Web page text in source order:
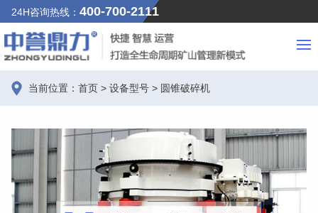
24H咨询热线： 400-700-2111
当前位置： 首页 > 设备型号 > 圆锥破碎机